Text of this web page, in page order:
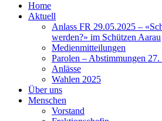
Home
Aktuell
Anlass FR 29.05.2025 –
werden?» im Schützen Aarau
Medienmitteilungen
Parolen – Abstimmungen 27.
Anlässe
Wahlen 2025
Über uns
Menschen
Vorstand